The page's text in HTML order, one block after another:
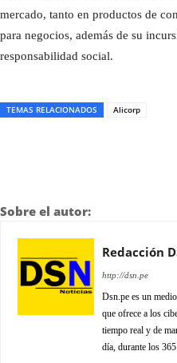
mercado, tanto en productos de
para negocios, además de su
responsabilidad social.
TEMAS RELACIONADOS Alicorp
Sobre el autor:
Redacción
http://dsn.pe
Dsn.pe es un
que ofrece a los
tiempo real y de
día, durante los